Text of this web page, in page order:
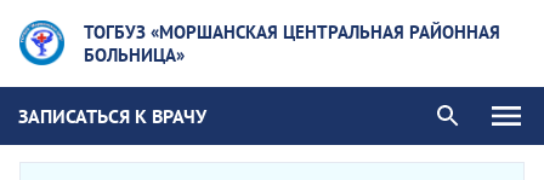
ТОГБУЗ «МОРШАНСКАЯ ЦЕНТРАЛЬНАЯ РАЙОННАЯ
БОЛЬНИЦА»
ЗАПИСАТЬСЯ К ВРАЧУ